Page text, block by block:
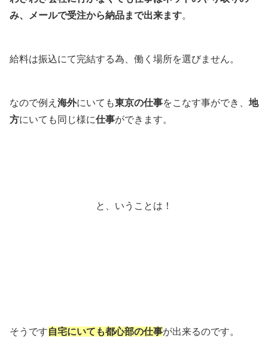
み、メールで受注から納品まで出来ます。
給料は振込にて完結する為、働く場所を選びません。
なので例え 海外にいても東京の仕事をこなす事ができ、 地
方にいても同じ様に仕事ができます。
と、いうことは！
そうです自宅にいても都心部の仕事が出来るのです。